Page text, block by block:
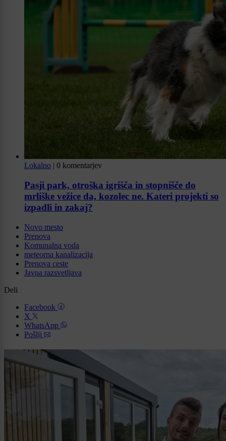
Lokalno | 0 komentarjev
Pasji park, otroška igrišča in stopnišče do
mrliške vežice da, kozolec ne. Kateri projekti so
izpadli in zakaj?
Novo mesto
Prenova
Komunalna voda
meteorna kanalizacija
Prenova ceste
Javna razsvetljava
Deli
Facebook
X
WhatsApp
Pošlji